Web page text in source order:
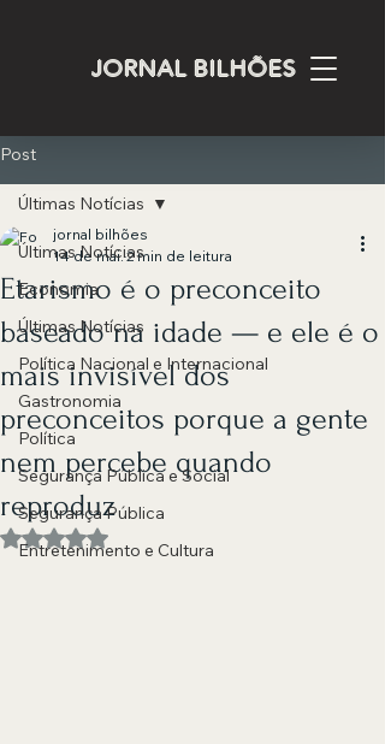
JORNAL BILHÕES
Post
Últimas Notícias
Economia
Últimas Notícias
Política Nacional e Internacional
Gastronomia
Política
Segurança Pública e Social
Segurança Pública
Entretenimento e Cultura
Últimas Notícias
Etarismo é o preconceito
baseado na idade — e ele é o
mais invisível dos
preconceitos porque a gente
nem percebe quando
reproduz
jornal bilhões
14 de mai.2 min de leitura
Avaliado com NaN de 5 estrelas.